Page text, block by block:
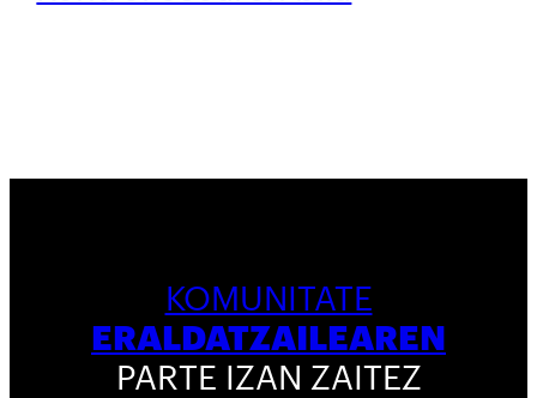
KOMUNITATE
ERALDATZAILEAREN
PARTE IZAN ZAITEZ